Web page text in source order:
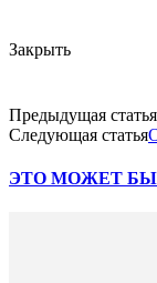
Закрыть
Предыдущая статья
Следующая статья
ЭТО МОЖЕТ